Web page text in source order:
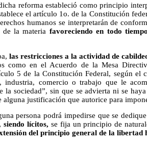
reforma estableció como principio
el artículo 1o. de la Constitución
humanos se interpretarán de
de la materia favoreciendo en todo
las restricciones a la actividad de
como en el Acuerdo de la Mesa
5 de la Constitución Federal, según el
industria, comercio o trabajo que le
la sociedad”, sin que se advierta ni se
justificación que autorice para
persona podrá impedirse que se
siendo lícitos, se fija un principio de
del principio general de la libertad